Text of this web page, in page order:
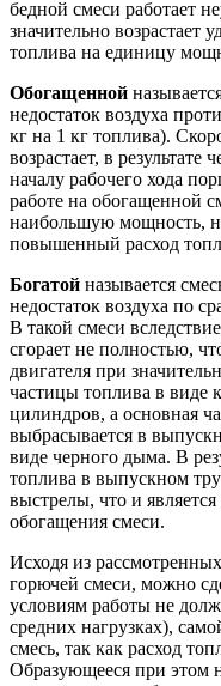
бедной смеси работает
значительно возрастает
топлива на единицу
Обогащенной
недостаток воздуха
кг на 1 кг топлива).
возрастает, в результате
началу рабочего хода
работе на обогащенной
наибольшую мощность,
повышенный расход
Богатой называется
недостаток воздуха по
В такой смеси
сгорает не полностью,
двигателя при
частицы топлива в виде
цилиндров, а основная
выбрасывается в
виде черного дыма. В
топлива в выпускном
выстрелы, что и
обогащения смеси.
Исходя из
горючей смеси, можно
условиям работы не
средних нагрузках),
смесь, так как расход
Образующееся при этом